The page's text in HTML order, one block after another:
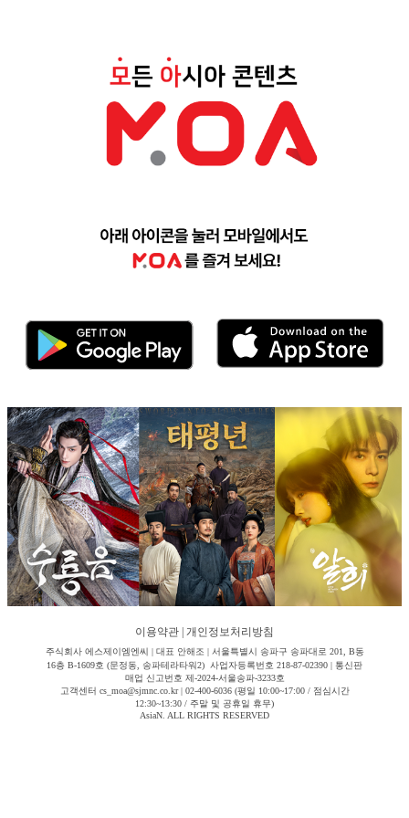
이용약관 개인정보처리방침
주식회사 에스제이엠엔씨 | 대표 안해조 | 서울특별시 송파구 송파대로 201, B동
16층 B-1609호 (문정동, 송파테라타워2) 사업자등록번호 218-87-02390 | 통신판
매업 신고번호 제-2024-서울송파-3233호
고객센터 cs_moa@sjmnc.co.kr | 02-400-6036 (평일 10:00~17:00 / 점심시간
12:30~13:30 / 주말 및 공휴일 휴무)
AsiaN. ALL RIGHTS RESERVED